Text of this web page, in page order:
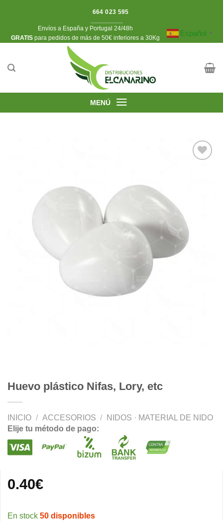
664 023 595
Envíos a España y Portugal 24/48h
​GRATIS para pedidos de más de 50€ inferiores a 30Kg
Español ▼
MENÚ
Huevo plástico Nifas, Lory, etc
INICIO / ACCESORIOS /
NIDOS · MATERIAL DE NIDO
Elije tu método de pago:
0.40€
50 disponibles